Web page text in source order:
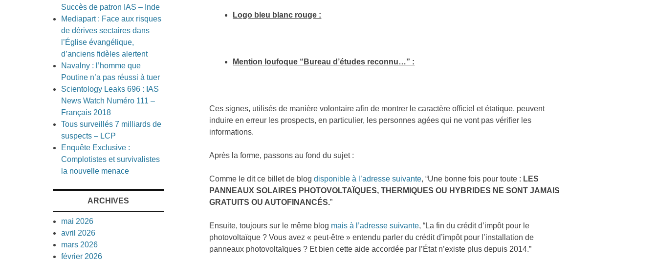
Logo bleu blanc rouge :
Mention loufoque “Bureau d’études reconnu…” :
Ces signes, utilisés de manière volontaire afin de montrer le caractère officiel et étatique, peuvent
induire en erreur les prospects, en particulier, les personnes agées qui ne vont pas vérifier les
informations.
Après la forme, passons au fond du sujet :
Comme le dit ce billet de blogdisponible à l’adresse suivante, “Une bonne fois pour toute : LES
PANNEAUX SOLAIRES PHOTOVOLTAÏQUES, THERMIQUES OU HYBRIDES NE SONT JAMAIS
GRATUITS OU AUTOFINANCÉS.”
Ensuite, toujours sur le même blog mais à l’adresse suivante, “La fin du crédit d’impôt pour le
photovoltaïque ? Vous avez « peut-être » entendu parler du crédit d’impôt pour l’installation de
panneaux photovoltaïques ? Et bien cette aide accordée par l’État n’existe plus depuis 2014.”
Succès de patron IAS – Inde
Mediapart : Face aux risques
de dérives sectaires dans
l’Église évangélique,
d’anciens fidèles alertent
Navalny : l’homme que
Poutine n’a pas réussi à tuer
Scientology Leaks 696 : IAS
News Watch Numéro 111 –
Français 2018
Tous surveillés 7 milliards de
suspects – LCP
Enquête Exclusive :
Complotistes et survivalistes
la nouvelle menace
ARCHIVES
mai 2026
avril 2026
mars 2026
février 2026